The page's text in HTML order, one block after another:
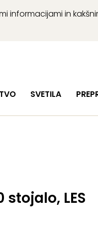
informacijami in
SVETILA
stojalo, LES